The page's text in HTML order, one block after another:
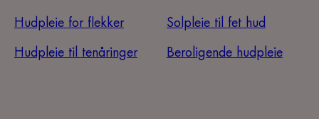
Hudpleie for flekker Solpleie til fet hud
Hudpleie til tenåringer Beroligende hudpleie